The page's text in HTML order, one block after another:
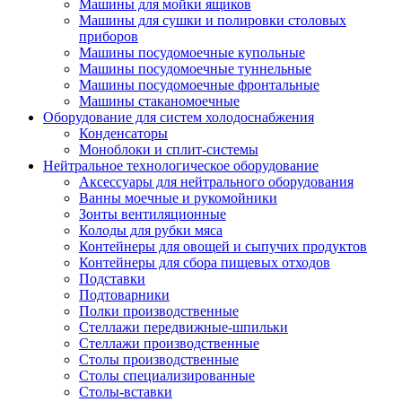
Машины для мойки ящиков
Машины для сушки и полировки столовых
приборов
Машины посудомоечные купольные
Машины посудомоечные туннельные
Машины посудомоечные фронтальные
Машины стаканомоечные
Оборудование для систем холодоснабжения
Конденсаторы
Моноблоки и сплит-системы
Нейтральное технологическое оборудование
Аксессуары для нейтрального оборудования
Ванны моечные и рукомойники
Зонты вентиляционные
Колоды для рубки мяса
Контейнеры для овощей и сыпучих продуктов
Контейнеры для сбора пищевых отходов
Подставки
Подтоварники
Полки производственные
Стеллажи передвижные-шпильки
Стеллажи производственные
Столы производственные
Столы специализированные
Столы-вставки